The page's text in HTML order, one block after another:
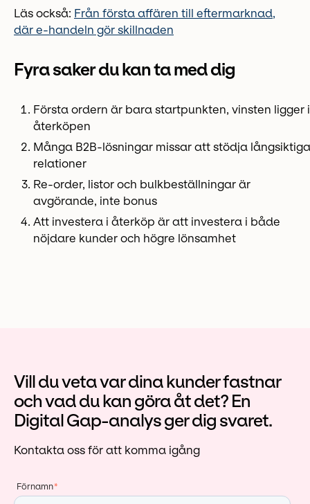
Läs också: Från första affären till eftermarknad,
där e-handeln gör skillnaden
Fyra saker du kan ta med dig
Första ordern är bara startpunkten, vinsten ligger i
återköpen
Många B2B-lösningar missar att stödja långsiktiga
relationer
Re-order, listor och bulkbeställningar är
avgörande, inte bonus
Att investera i återköp är att investera i både
nöjdare kunder och högre lönsamhet
Vill du veta var dina kunder fastnar
och vad du kan göra åt det? En
Digital Gap-analys ger dig svaret.
Kontakta oss för att komma igång